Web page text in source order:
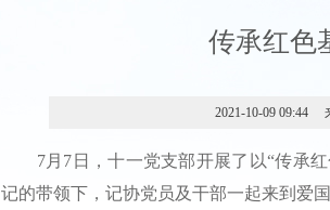
传承红色
2021-10-09 09:44
7月7日，十一党支部开展了以“传承红
记的带领下，记协党员及干部一起来到爱